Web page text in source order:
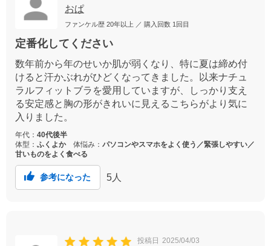
おぱ
ファンケル歴 20年以上 ／ 購入回数 1回目
定番化してください
数年前から年のせいか肌が弱くなり、特に夏は締め付
けると汗かぶれがひどくなってきました。以来ナチュ
ラルフィットブラを愛用していますが、しっかり支え
る安定感と胸の形がきれいに見えるこちらがより気に
入りました。
年代： 40代後半
体型： ふくよか体悩み： パソコンやスマホをよく使う／緊張しやすい／
甘いものをよく食べる
参考になった 5 人
投稿日 2025/04/03